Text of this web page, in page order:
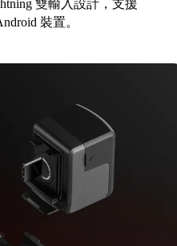
雙輸入設計，支援
裝置。